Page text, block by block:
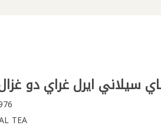
سيلاني ايرل غراي دو غزال 100
TEA